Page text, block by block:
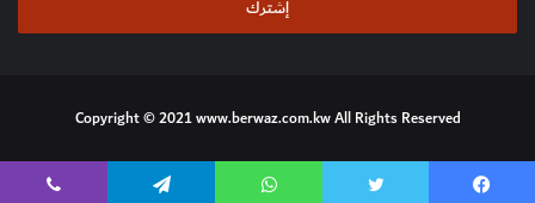
Copyright © 2021 www.berwaz.com.kw All Rights Reserved